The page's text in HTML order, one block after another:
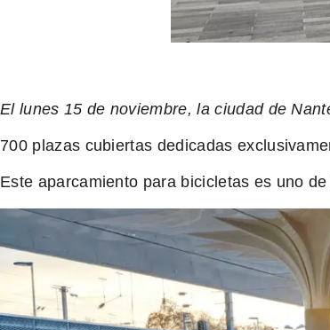
El lunes 15 de noviembre, la ciudad de
700 plazas cubiertas dedicadas
Este aparcamiento para bicicletas es uno